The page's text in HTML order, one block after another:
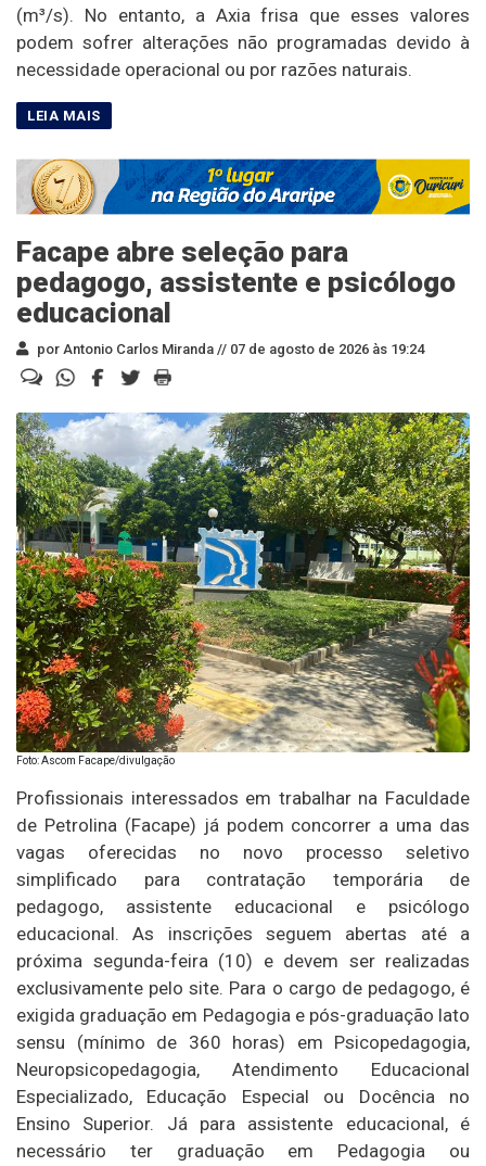
(m³/s). No entanto, a Axia frisa que esses valores
podem sofrer alterações não programadas devido à
necessidade operacional ou por razões naturais.
Facape abre seleção para
pedagogo, assistente e psicólogo
educacional
por Antonio Carlos Miranda // 07 de agosto de 2026 às 19:24
Foto: Ascom Facape/divulgação
Profissionais interessados em trabalhar na Faculdade
de Petrolina (Facape) já podem concorrer a uma das
vagas oferecidas no novo processo seletivo
simplificado para contratação temporária de
pedagogo, assistente educacional e psicólogo
educacional. As inscrições seguem abertas até a
próxima segunda-feira (10) e devem ser realizadas
exclusivamente pelo site. Para o cargo de pedagogo, é
exigida graduação em Pedagogia e pós-graduação lato
sensu (mínimo de 360 horas) em Psicopedagogia,
Neuropsicopedagogia, Atendimento Educacional
Especializado, Educação Especial ou Docência no
Ensino Superior. Já para assistente educacional, é
necessário ter graduação em Pedagogia ou